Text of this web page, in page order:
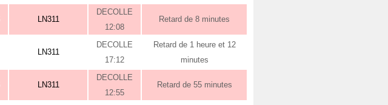
LN311
DECOLLE
12:08
Retard de 8 minutes
LN311
DECOLLE
17:12
Retard de 1 heure et 12
minutes
LN311
DECOLLE
12:55
Retard de 55 minutes